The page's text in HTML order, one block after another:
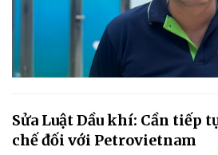
Sửa Luật Dầu khí: Cần tiếp
chế đối với Petrovietnam